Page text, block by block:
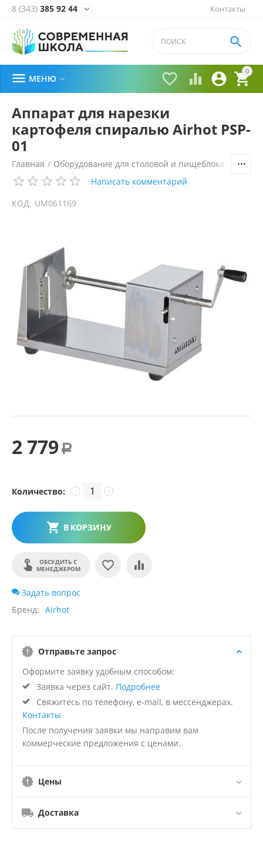
Контакты
8 (343) 385 92 44 
0


 

 МЕНЮ 
Аппарат для нарезки
картофеля спиралью Airhot PSP-
01
Главная / Оборудование для столовой и пищеблока
Написать комментарий
КОД: UM061169
2 779 Р
Количество: +
−
В КОРЗИНУ
ОБСУДИТЬ С
МЕНЕДЖЕРОМ
Задать вопрос
Бренд
Airhot
Отправьте запрос
Оформите заявку удобным способом:
Заявка через сайт. Подробнее
Свяжитесь по телефону, e-mail, в мессенджерах.
Контакты
После получения заявки мы направим вам
коммерческие предложения с ценами.
Цены
Доставка